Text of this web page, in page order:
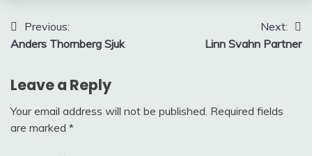
Post
navigation
Previous:
Anders Thornberg Sjuk
Next:
Linn Svahn Partner
Leave a Reply
Your email address will not be published. Required fields
are marked *